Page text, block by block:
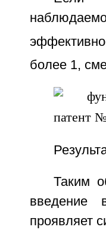
более 1,
Таким
введение
проявляет